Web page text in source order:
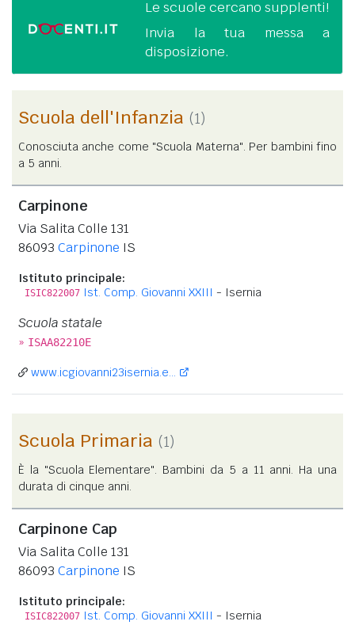
Le scuole cercano supplenti!
Invia la tua messa a
disposizione.
Scuola dell'Infanzia (1)
Conosciuta anche come "Scuola Materna". Per bambini fino
a 5 anni.
Carpinone
Via Salita Colle 131
86093 Carpinone IS
Istituto principale:
ISIC822007 Ist. Comp. Giovanni XXIII - Isernia
Scuola statale
» ISAA82210E
www.icgiovanni23isernia.e...
Scuola Primaria (1)
È la "Scuola Elementare". Bambini da 5 a 11 anni. Ha una
durata di cinque anni.
Carpinone Cap
Via Salita Colle 131
86093 Carpinone IS
Istituto principale:
ISIC822007 Ist. Comp. Giovanni XXIII - Isernia